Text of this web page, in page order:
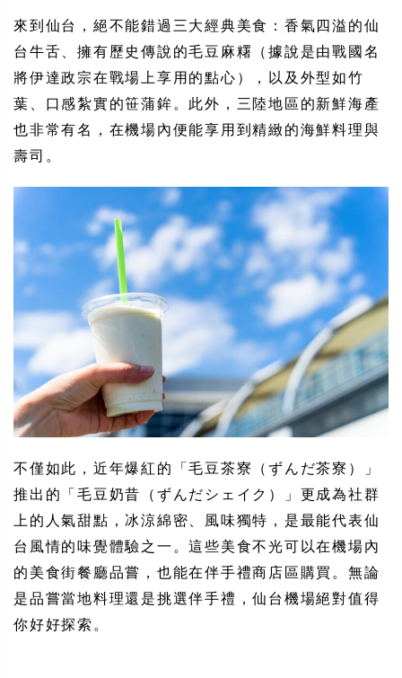
來到仙台，絕不能錯過三大經典美食：香氣四溢的仙
台牛舌、擁有歷史傳說的毛豆麻糬（據說是由戰國名
將伊達政宗在戰場上享用的點心），以及外型如竹
葉、口感紮實的笹蒲鉾。此外，三陸地區的新鮮海產
也非常有名，在機場內便能享用到精緻的海鮮料理與
壽司。
不僅如此，近年爆紅的「毛豆茶寮（ずんだ茶寮）」
推出的「毛豆奶昔（ずんだシェイク）」更成為社群
上的人氣甜點，冰涼綿密、風味獨特，是最能代表仙
台風情的味覺體驗之一。這些美食不光可以在機場內
的美食街餐廳品嘗，也能在伴手禮商店區購買。無論
是品嘗當地料理還是挑選伴手禮，仙台機場絕對值得
你好好探索。